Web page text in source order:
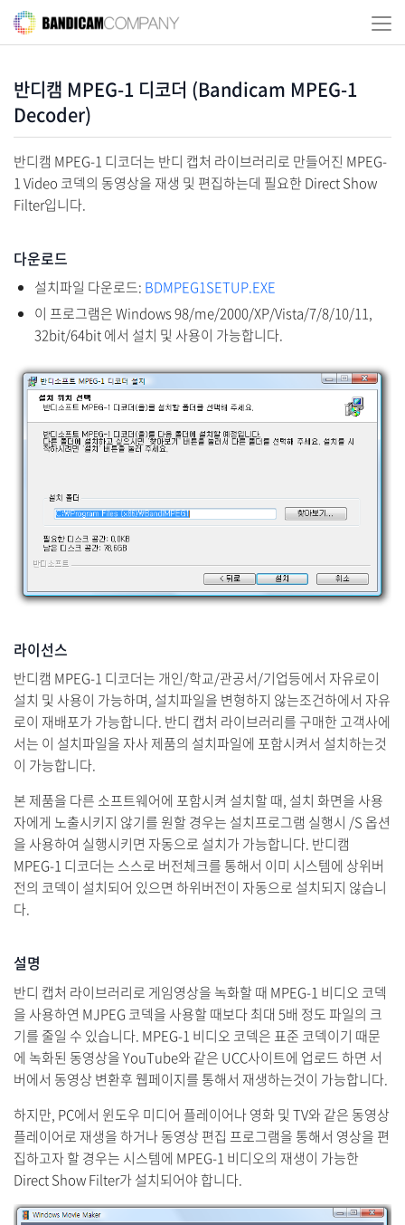
반디캠 MPEG-1 디코더 (Bandicam MPEG-1
Decoder)
반디캠 MPEG-1 디코더는 반디 캡처 라이브러리로 만들어진 MPEG-
1 Video 코덱의 동영상을 재생 및 편집하는데 필요한 Direct Show
Filter입니다.
다운로드
설치파일 다운로드: BDMPEG1SETUP.EXE
이 프로그램은 Windows 98/me/2000/XP/Vista/7/8/10/11,
32bit/64bit 에서 설치 및 사용이 가능합니다.
라이선스
반디캠 MPEG-1 디코더는 개인/학교/관공서/기업등에서 자유로이
설치 및 사용이 가능하며, 설치파일을 변형하지 않는조건하에서 자유
로이 재배포가 가능합니다. 반디 캡처 라이브러리를 구매한 고객사에
서는 이 설치파일을 자사 제품의 설치파일에 포함시켜서 설치하는것
이 가능합니다.
본 제품을 다른 소프트웨어에 포함시켜 설치할 때, 설치 화면을 사용
자에게 노출시키지 않기를 원할 경우는 설치프로그램 실행시 /S 옵션
을 사용하여 실행시키면 자동으로 설치가 가능합니다. 반디캠
MPEG-1 디코더는 스스로 버전체크를 통해서 이미 시스템에 상위버
전의 코덱이 설치되어 있으면 하위버전이 자동으로 설치되지 않습니
다.
설명
반디 캡처 라이브러리로 게임영상을 녹화할 때 MPEG-1 비디오 코덱
을 사용하연 MJPEG 코덱을 사용할 때보다 최대 5배 정도 파일의 크
기를 줄일 수 있습니다. MPEG-1 비디오 코덱은 표준 코덱이기 때문
에 녹화된 동영상을 YouTube와 같은 UCC사이트에 업로드 하면 서
버에서 동영상 변환후 웹페이지를 통해서 재생하는것이 가능합니다.
하지만, PC에서 윈도우 미디어 플레이어나 영화 및 TV와 같은 동영상
플레이어로 재생을 하거나 동영상 편집 프로그램을 통해서 영상을 편
집하고자 할 경우는 시스템에 MPEG-1 비디오의 재생이 가능한
Direct Show Filter가 설치되어야 합니다.